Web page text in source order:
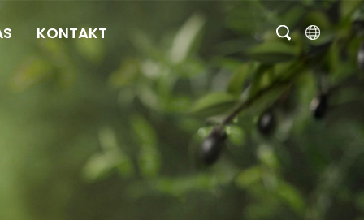
KONTAKT
English
čeština
Deutsch
Français